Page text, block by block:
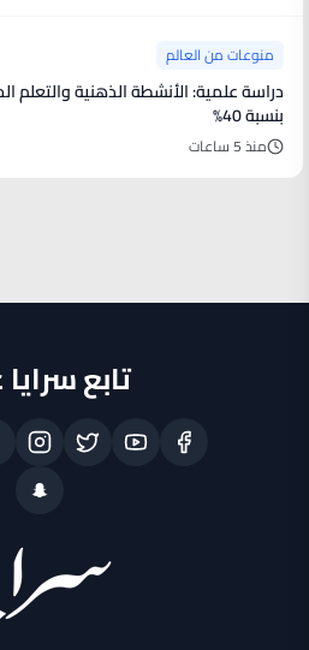
منوعات من العالم
دراسة علمية: الأنشطة الذهنية والتعلم
بنسبة 40%
منذ 5 ساعات
تابع